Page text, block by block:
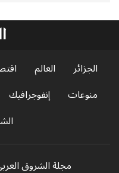
الجزائر العالم
منوعات
إنفوجرافيك
مجلة الشروق